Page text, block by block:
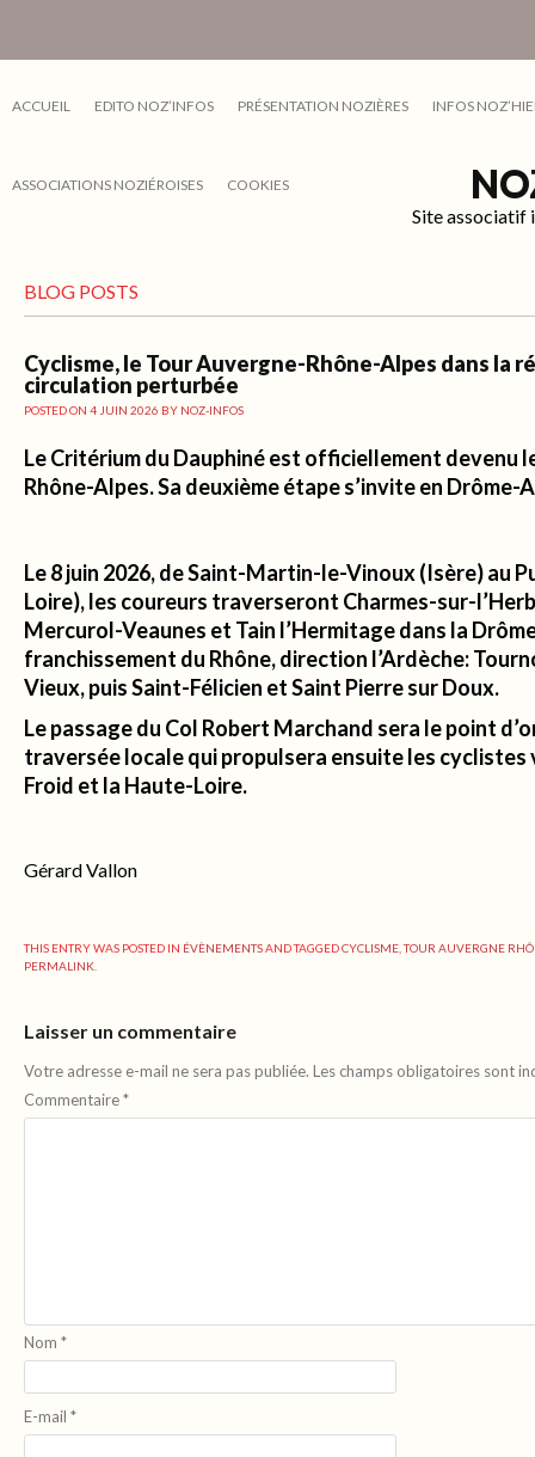
ACCUEIL EDITO NOZ’INFOS PRÉSENTATION NOZIÈRES INFOS
ASSOCIATIONS NOZIÉROISES COOKIES
Site associatif
BLOG POSTS
Cyclisme, le Tour Auvergne-Rhône-Alpes dans la
circulation perturbée
POSTED ON 4 JUIN 2026 BY NOZ-INFOS
Le Critérium du Dauphiné est officiellement devenu
Rhône-Alpes. Sa deuxième étape s’invite en Drôme-
Le 8 juin 2026, de Saint-Martin-le-Vinoux (Isère) au
Loire), les coureurs traverseront Charmes-sur-
Mercurol-Veaunes et Tain l’Hermitage dans la
franchissement du Rhône, direction l’Ardèche:
Vieux, puis Saint-Félicien et Saint Pierre sur Doux.
Le passage du Col Robert Marchand sera le point
traversée locale qui propulsera ensuite les cyclistes
Froid et la Haute-Loire.
Gérard Vallon
THIS ENTRY WAS POSTED IN ÉVÈNEMENTSAND TAGGEDCYCLISME ,TOUR AUVERGNE
PERMALINK
Laisser un commentaire
Votre adresse e-mail ne sera pas publiée. Les champs obligatoires sont
Commentaire*
Nom *
E-mail *